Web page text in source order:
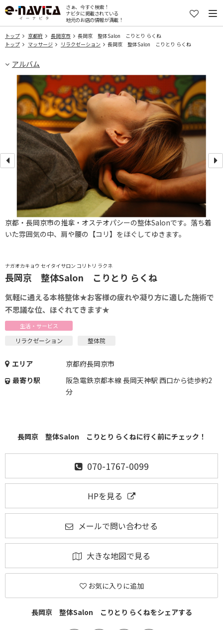
さぁ、今すぐ検索！
ナビタに掲載されている
地元のお店の情報が満載！
トップ 京都府 長岡京市
長岡京 整体Salon こりとり らくね
トップ
マッサージ リラクゼーション 長岡京 整体Salon こりとり らくね
アルバム
ナガオカキョウ セイタイサロン コリトリ ラクネ
長岡京 整体Salon こりとり らくね
気軽に通える本格整体★お客様の疲れや凝り方に適した施術で
不思議な位、ほぐれてきます★
生活・サービス
リラクゼーション 整体院
エリア
京都府長岡京市
最寄り駅
阪急電鉄京都本線 長岡天神駅 西口から徒歩約2
分
長岡京 整体Salon こりとり らくねに行く前にチェック！
070-1767-0099
HPを見る
メールで問い合わせる
大きな地図で見る
お気に入りに追加
長岡京 整体Salon こりとり らくねをシェアする
京都・長岡京市の推拿・オステオパシーの整体Salonです。落ち着
いた雰囲気の中、肩や腰の【コリ】をほぐしてゆきます。